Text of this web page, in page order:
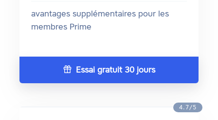
avantages supplémentaires pour les
membres Prime
Essai gratuit 30 jours
4.7/5